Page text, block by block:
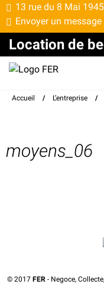
13 rue du 8 Mai
Envoyer un message
Location de
Accueil / L’entreprise /
moyens_06
© 2017 FER - Negoce,